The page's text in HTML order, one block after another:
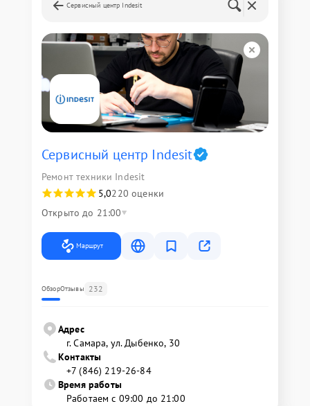
Сервисный центр Indesit
Сервисный центр Indesit
Ремонт техники Indesit
5,0220 оценки
Открыто до 21:00
Маршрут
ОбзорОтзывы 232
Адрес
г. Самара, ул. Дыбенко, 30
Контакты
+7 (846) 219-26-84
Время работы
Работаем с 09:00 до 21:00